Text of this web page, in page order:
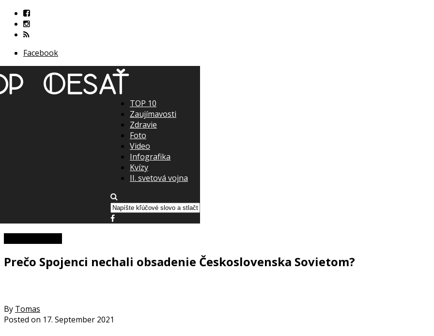
Facebook
TOP 10
Zaujímavosti
Zdravie
Foto
Video
Infografika
Kvízy
II. svetová vojna
Prečo Spojenci nechali obsadenie Československa Sovietom?
By Tomas
Posted on 17. September 2021